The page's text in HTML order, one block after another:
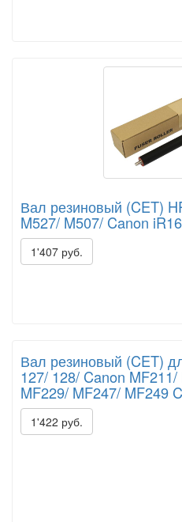
Вал резиновый (CET)
M527/ M507/ Canon
1'407 руб.
Вал резиновый (CET)
127/ 128/ Canon
MF229/ MF247/ MF249
1'422 руб.